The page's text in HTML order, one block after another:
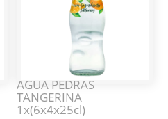
AGUA PEDRAS
TANGERINA
1x(6x4x25cl)